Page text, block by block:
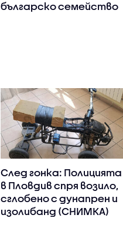
българско семейство
След гонка: Полицията
в Пловдив спря возило,
сглобено с дунапрен и
изолибанд (СНИМКА)